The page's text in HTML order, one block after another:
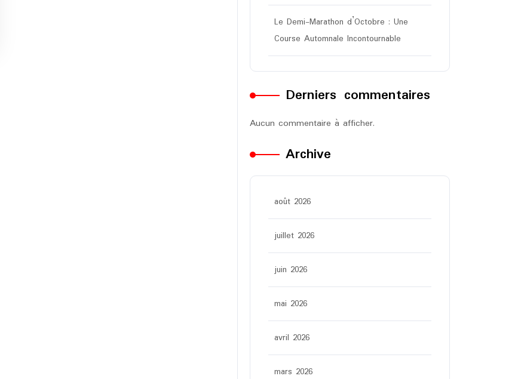
Le Demi-Marathon d’Octobre : Une
Course Automnale Incontournable
Derniers commentaires
Aucun commentaire à afficher.
Archive
août 2026
juillet 2026
juin 2026
mai 2026
avril 2026
mars 2026